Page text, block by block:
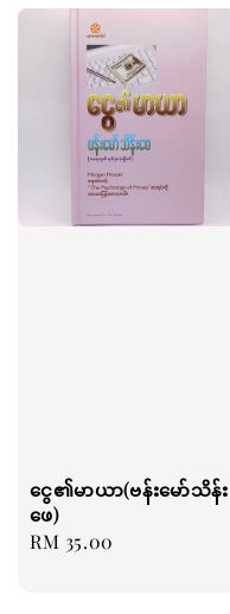
ငွေ၏မာယာ(ဗန်းမော်သိန်း
ဖေ)
Regular
RM 35.00